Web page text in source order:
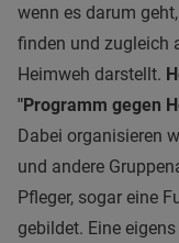
wenn es darum
finden und zugleich
Heimweh darstellt.
"Programm gegen
Dabei organisieren
und andere
Pfleger, sogar eine
gebildet. Eine